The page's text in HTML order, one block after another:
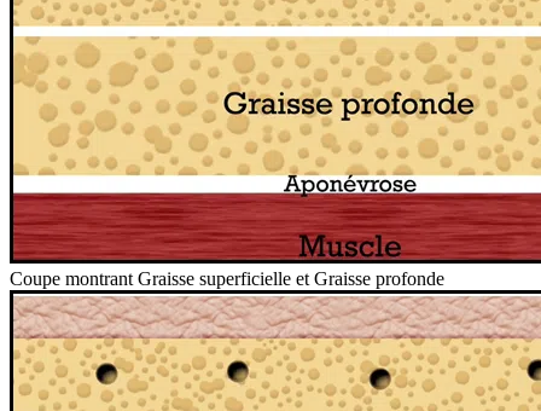
Coupe montrant Graisse superficielle et Graisse profonde